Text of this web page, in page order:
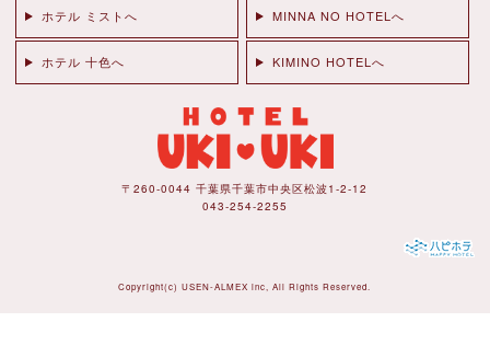
ホテル ミストへ MINNA NO HOTELへ
ホテル 十色へ KIMINO HOTELへ
〒260-0044 千葉県千葉市中央区松波1-2-12
043-254-2255
Copyright(c)USEN-ALMEX inc, All Rights Reserved.